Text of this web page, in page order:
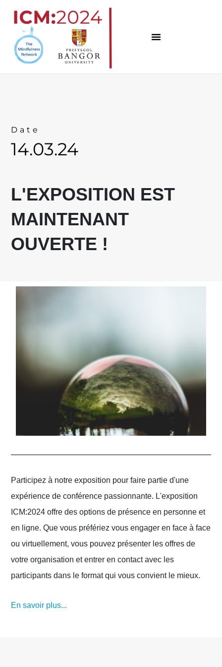
content
Date
14.03.24
L'EXPOSITION EST
MAINTENANT
OUVERTE !
Participez à notre exposition pour faire partie d'une
expérience de conférence passionnante. L'exposition
ICM:2024 offre des options de présence en personne et
en ligne. Que vous préfériez vous engager en face à face
ou virtuellement, vous pouvez présenter les offres de
votre organisation et entrer en contact avec les
participants dans le format qui vous convient le mieux.
En savoir plus...